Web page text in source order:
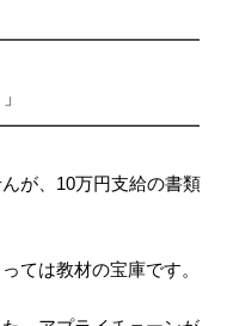
が、10万円支給の書類
ては教材の宝庫です。